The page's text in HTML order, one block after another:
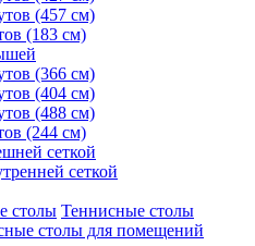
(457 см)
(183 см)
(366 см)
(404 см)
(488 см)
(244 см)
сеткой
сеткой
Теннисные столы
столы для помещений